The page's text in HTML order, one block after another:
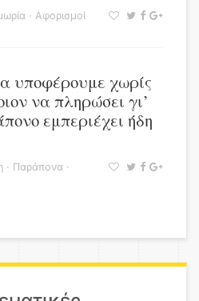
· Αφορισμοί
υποφέρουμε χωρίς
να πληρώσει γι’
εμπεριέχει ήδη
· Παράπονα ·